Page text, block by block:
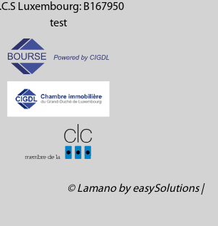
Luxembourg: B167950
test
©LamanobyeasySolutions|